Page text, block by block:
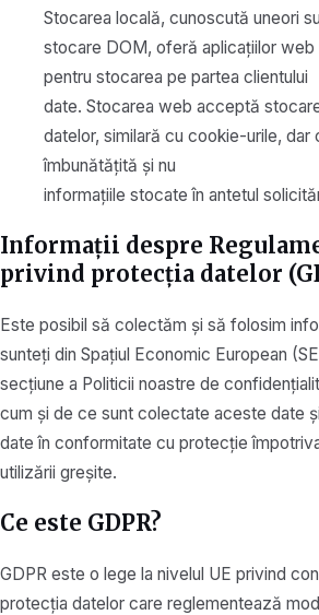
Stocarea locală, cunoscută uneori
stocare DOM, oferă aplicațiilor
pentru stocarea pe partea clientului
date. Stocarea web acceptă
datelor, similară cu cookie-urile, dar
îmbunătățită și nu
informațiile stocate în antetul
Informații despre
privind protecția datelor
Este posibil să colectăm și să folosim
sunteți din Spațiul Economic European
secțiune a Politicii noastre de
cum și de ce sunt colectate aceste date
date în conformitate cu protecție
utilizării greșite.
Ce este GDPR?
GDPR este o lege la nivelul UE privind
protecția datelor care reglementează